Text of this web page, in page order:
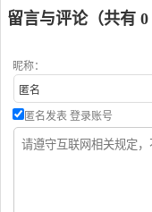
绣前程演唱点播:67次
留言与评论（共有 0
昵称：
匿名发表 登录账号